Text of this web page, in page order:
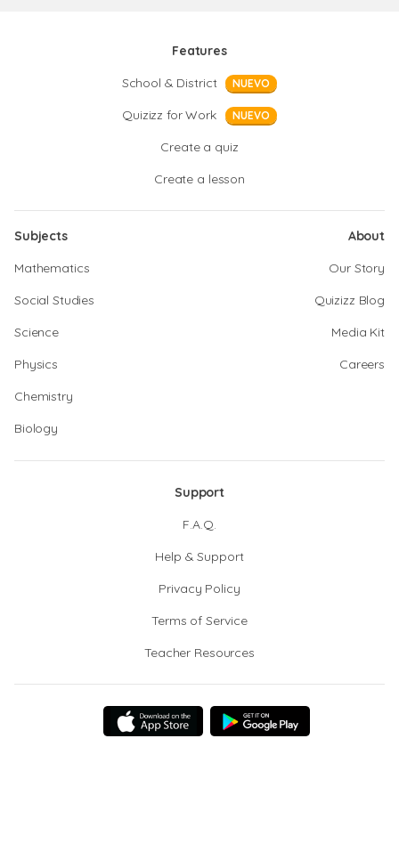
Features
School & District
NUEVO
Quizizz for Work NUEVO
Create a quiz
Create a lesson
Subjects
Mathematics
Social Studies
Science
Physics
Chemistry
Biology
About
Our Story
Quizizz Blog
Media Kit
Careers
Support
F.A.Q.
Help & Support
Privacy Policy
Terms of Service
Teacher Resources